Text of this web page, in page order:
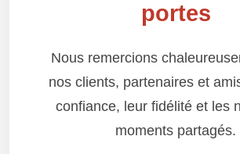
portes
Nous remercions
nos clients, partenaires et
confiance, leur fidélité et les
moments partagés.